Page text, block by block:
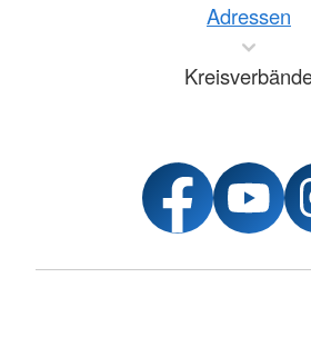
Adressen